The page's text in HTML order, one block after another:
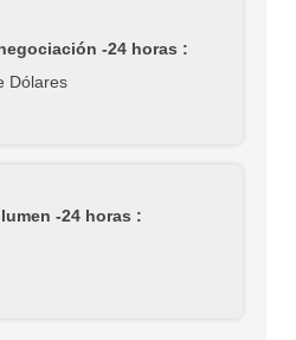
-24 horas :
Dólares
-24 horas :